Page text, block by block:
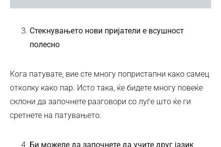
Стекнувањето нови пријатели е всушност
полесно
Кога патувате, вие сте многу попристапни како самец
отколку како пар. Исто така, ќе бидете многу повеќе
склони да започнете разговори со луѓе што ќе ги
сретнете на патувањето.
Би можеле да започнете да учите друг јазик